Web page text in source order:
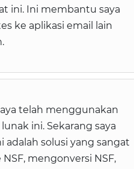
ini. Ini membantu saya
ke aplikasi email lain
telah menggunakan
ini. Sekarang saya
solusi yang sangat
mengonversi NSF,